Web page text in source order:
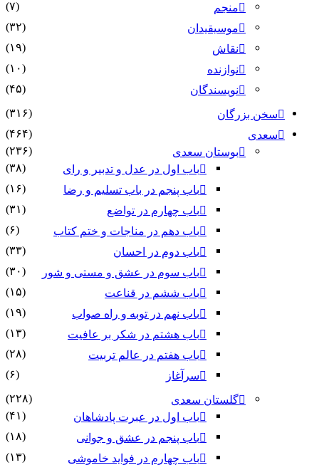
منجم
(۷)
موسیقیدان
(۳۲)
نقاش
(۱۹)
نوازنده
(۱۰)
نویسندگان
(۴۵)
سخن بزرگان
(۳۱۶)
سعدی
(۴۶۴)
بوستان سعدی
(۲۳۶)
باب اول در عدل و تدبیر و رای
(۳۸)
باب پنجم در باب تسلیم و رضا
(۱۶)
باب چهارم در تواضع
(۳۱)
باب دهم در مناجات و ختم کتاب
(۶)
باب دوم در احسان
(۳۳)
باب سوم در عشق و مستی و شور
(۳۰)
باب ششم در قناعت
(۱۵)
باب نهم در توبه و راه صواب
(۱۹)
باب هشتم در شکر بر عافیت
(۱۳)
باب هفتم در عالم تربیت
(۲۸)
سرآغاز
(۶)
گلستان سعدی
(۲۲۸)
باب اول در عبرت پادشاهان
(۴۱)
باب پنجم در عشق و جوانى
(۱۸)
باب چهارم در فواید خاموشى
(۱۳)